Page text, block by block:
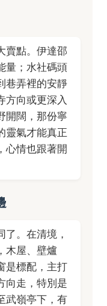
賣點。伊達邵
量；水社碼頭
巷弄裡的安靜
方向或更深入
開闊，那份寧
靈氣才能真正
，心情也跟著開
。在清境，
木屋、壁爐
是標配，主打
向走，特別是
武嶺亭下，有